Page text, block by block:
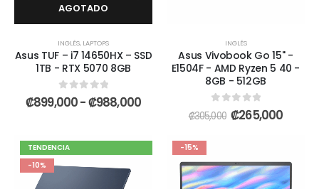
AGOTADO
INGLÉS, LAPTOPS
Asus TUF – i7 14650HX – SSD
1TB - RTX 5070 8GB
0out of 5
₡899,000-₡988,000
INGLÉS
Asus Vivobook Go 15" -
E1504F - AMD Ryzen 5 40 -
8GB - 512GB
0 out of 5
₡305,000 ₡265,000
TENDENCIA
-10%
-15%